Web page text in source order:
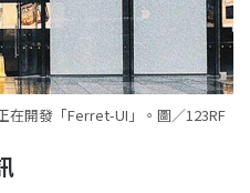
在開發「Ferret-UI」。圖／123RF